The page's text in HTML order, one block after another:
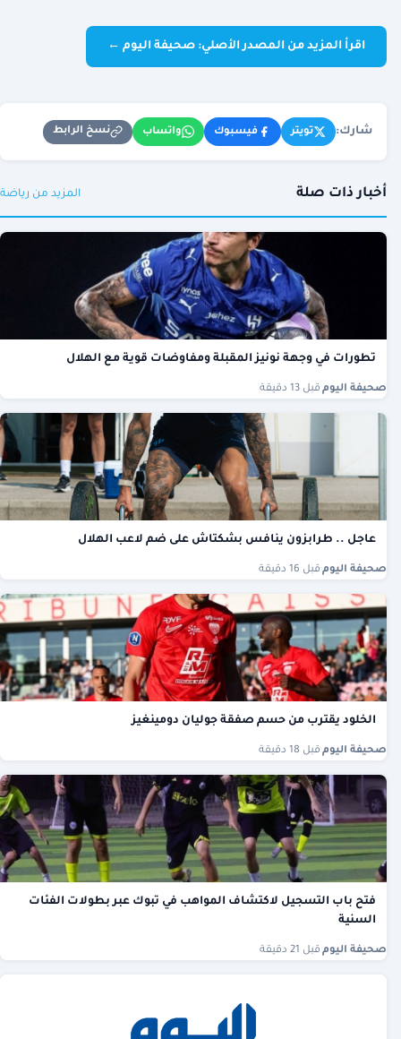
اقرأ المزيد من المصدر الأصلي: صحيفة اليوم ←
شارك: تويتر فيسبوك واتساب نسخ الرابط
أخبار ذات صلة المزيد من رياضة
تطورات في وجهة نونيز المقبلة ومفاوضات قوية مع الهلال
صحيفة اليوم قبل 13 دقيقة
عاجل .. طرابزون ينافس بشكتاش على ضم لاعب الهلال
صحيفة اليوم قبل 16 دقيقة
الخلود يقترب من حسم صفقة جوليان دومينغيز
صحيفة اليوم قبل 18 دقيقة
فتح باب التسجيل لاكتشاف المواهب في تبوك عبر بطولات الفئات
السنية
صحيفة اليوم قبل 21 دقيقة